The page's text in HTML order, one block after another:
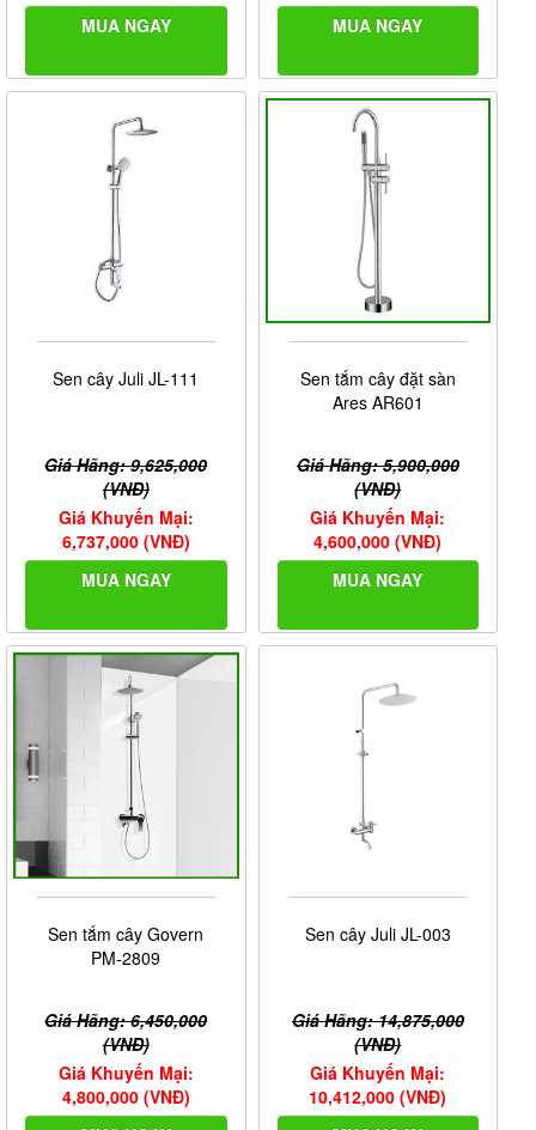
MUA NGAY
MUA NGAY
Sen cây Juli JL-111
Giá Hãng: 9,625,000
(VNĐ)
Giá Khuyến Mại:
6,737,000 (VNĐ)
MUA NGAY
Sen tắm cây đặt sàn
Ares AR601
Giá Hãng: 5,900,000
(VNĐ)
Giá Khuyến Mại:
4,600,000 (VNĐ)
MUA NGAY
Sen tắm cây Govern
PM-2809
Giá Hãng: 6,450,000
(VNĐ)
Giá Khuyến Mại:
4,800,000 (VNĐ)
Sen cây Juli JL-003
Giá Hãng: 14,875,000
(VNĐ)
Giá Khuyến Mại:
10,412,000 (VNĐ)